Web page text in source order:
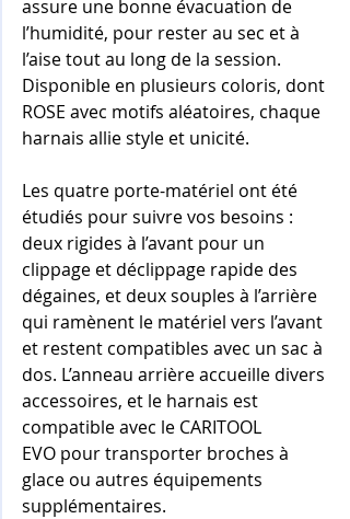
assure une bonne évacuation de
l’humidité, pour rester au sec et à
l’aise tout au long de la session.
Disponible en plusieurs coloris, dont
ROSE avec motifs aléatoires, chaque
harnais allie style et unicité.
Les quatre porte-matériel ont été
étudiés pour suivre vos besoins :
deux rigides à l’avant pour un
clippage et déclippage rapide des
dégaines, et deux souples à l’arrière
qui ramènent le matériel vers l’avant
et restent compatibles avec un sac à
dos. L’anneau arrière accueille divers
accessoires, et le harnais est
compatible avec le CARITOOL
EVO pour transporter broches à
glace ou autres équipements
supplémentaires.